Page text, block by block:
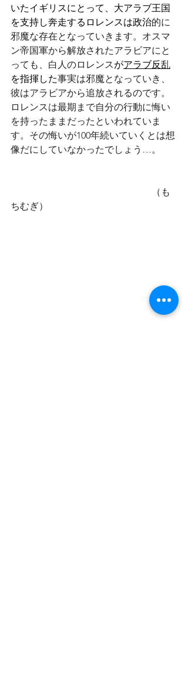
いたイギリスにとって、大アラブ王国
を支持し奔走するロレンスは政治的に
邪魔な存在となっていきます。オスマ
ン帝国軍から解放されたアラビアにと
っても、白人のロレンスがアラブ反乱
を指揮した事実は邪魔となっていき、
彼はアラビアから追放されるのです。
ロレンスは最期まで自分の行動に悔い
を持ったままだったといわれていま
す。その悔いが100年続いていくとは想
像だにしていなかったでしょう…。
（も
ちむぎ）